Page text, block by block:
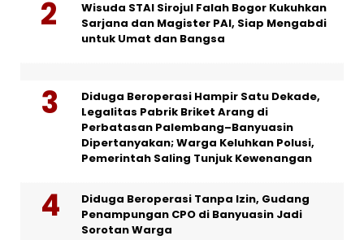
Wisuda STAI Sirojul Falah Bogor Kukuhkan
Sarjana dan Magister PAI, Siap Mengabdi
untuk Umat dan Bangsa
Diduga Beroperasi Hampir Satu Dekade,
Legalitas Pabrik Briket Arang di
Perbatasan Palembang–Banyuasin
Dipertanyakan; Warga Keluhkan Polusi,
Pemerintah Saling Tunjuk Kewenangan
Diduga Beroperasi Tanpa Izin, Gudang
Penampungan CPO di Banyuasin Jadi
Sorotan Warga